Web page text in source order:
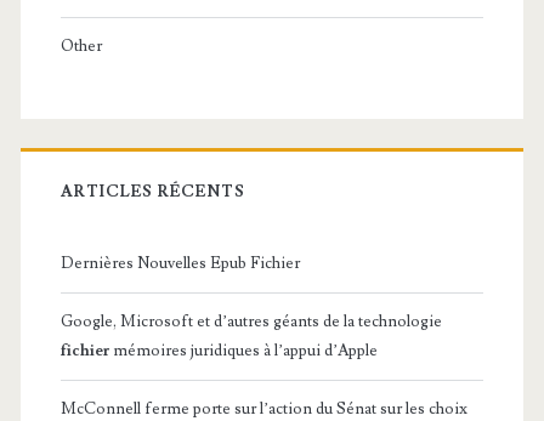
Other
ARTICLES RÉCENTS
Dernières Nouvelles Epub Fichier
Google, Microsoft et d’autres géants de la technologie
fichier mémoires juridiques à l’appui d’Apple
McConnell ferme porte sur l’action du Sénat sur les choix